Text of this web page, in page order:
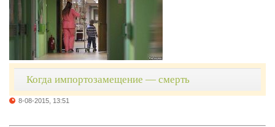
Когда импортозамещение — смерть
8-08-2015, 13:51